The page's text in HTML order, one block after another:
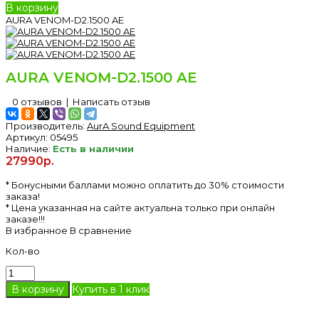
В корзину
AURA VENOM-D2.1500 AE
AURA VENOM-D2.1500 AE
0 отзывов | Написать отзыв
Производитель: AurA Sound Equipment
Артикул: 05495
Наличие: Есть в наличии
27990р.
* Бонусными баллами можно оплатить до 30% стоимости
заказа!
* Цена указанная на сайте актуальна только при онлайн
заказе!!!
В избранное В сравнение
Кол-во
Купить в 1 клик